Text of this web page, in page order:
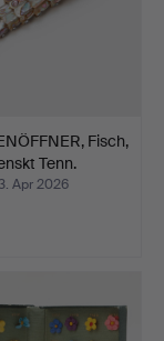
Fisch,
Tenn.
Apr 2026